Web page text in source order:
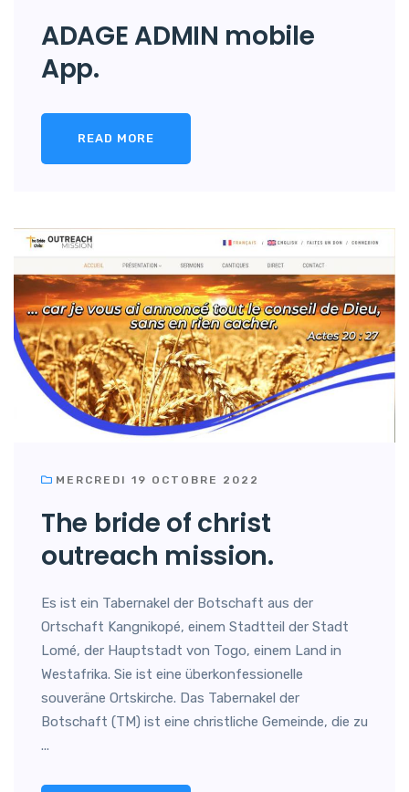
ADAGE ADMIN mobile
App.
READ MORE
MERCREDI 19 OCTOBRE 2022
The bride of christ
outreach mission.
Es ist ein Tabernakel der Botschaft aus der
Ortschaft Kangnikopé, einem Stadtteil der Stadt
Lomé, der Hauptstadt von Togo, einem Land in
Westafrika. Sie ist eine überkonfessionelle
souveräne Ortskirche. Das Tabernakel der
Botschaft (TM) ist eine christliche Gemeinde, die zu
...